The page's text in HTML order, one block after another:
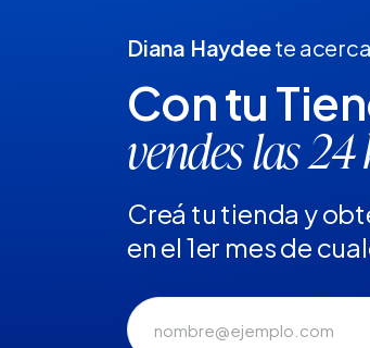
Diana Haydeete
Con tu
vendes las 24
Creá tu tienda y
en el 1er mes de